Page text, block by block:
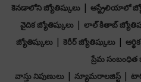
If you’re searching for
or simply someone to
uncertainties, Tarot
with wisdom, warmth, and
కెనడాలోని జ్యోతిష్కులు | ఆస్ట్రేలియాలో
వైదిక జ్యోతిష్కులు | లాల్ కితాబ్
జ్యోతిష్కులు | కెరీర్ జ్యోతిష్కులు |
ప్రేమ సంబంధిత
వాస్తు నిపుణులు | న్యూమరాలజిస్ట్ |